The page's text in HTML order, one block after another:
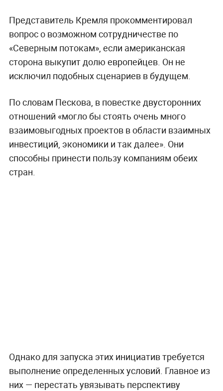
Представитель Кремля прокомментировал
вопрос о возможном сотрудничестве по
«Северным потокам», если американская
сторона выкупит долю европейцев. Он не
исключил подобных сценариев в будущем.
По словам Пескова, в повестке двусторонних
отношений «могло бы стоять очень много
взаимовыгодных проектов в области взаимных
инвестиций, экономики и так далее». Они
способны принести пользу компаниям обеих
стран.
Однако для запуска этих инициатив требуется
выполнение определенных условий. Главное из
них — перестать увязывать перспективу